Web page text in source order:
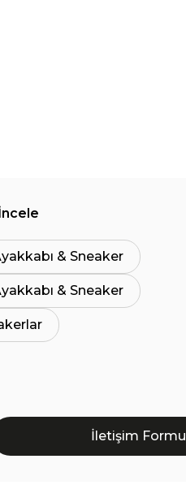
& Sneaker
& Sneaker
İletişim Formu